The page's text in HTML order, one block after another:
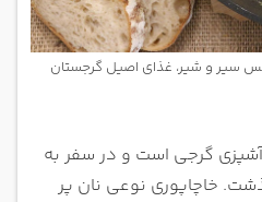
سیر و شیر، غذای اصیل گرجستان
آشپزی گرجی است و در سفر به
خاچاپوری نوعی نان پر